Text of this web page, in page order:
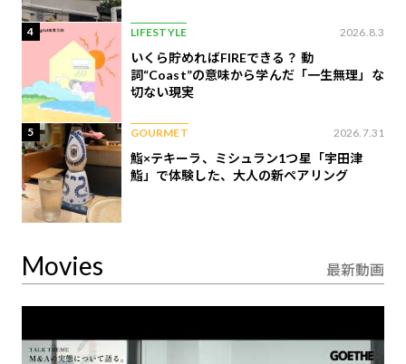
4 LIFESTYLE 2026.8.3
いくら貯めればFIREできる？ 動
詞“Coast”の意味から学んだ「一生無理」な
切ない現実
5 GOURMET 2026.7.31
鮨×テキーラ、ミシュラン1つ星「宇田津
鮨」で体験した、大人の新ペアリング
Movies 最新動画